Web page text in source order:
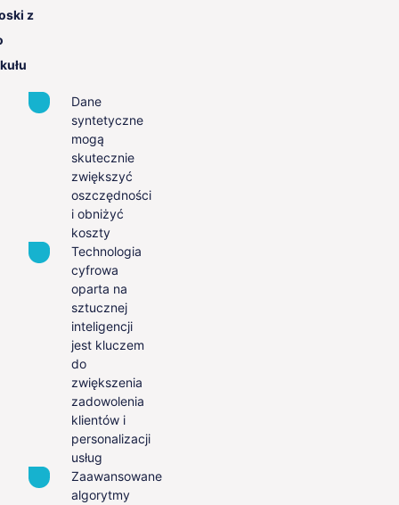
z
Dane
syntetyczne
mogą
skutecznie
zwiększyć
oszczędności
i obniżyć
koszty
Technologia
cyfrowa
oparta na
sztucznej
inteligencji
jest kluczem
do
zwiększenia
zadowolenia
klientów i
personalizacji
usług
Zaawansowane
algorytmy